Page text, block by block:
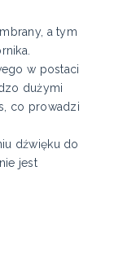
a tym
w postaci
dużymi
co prowadzi
dźwięku do
jest